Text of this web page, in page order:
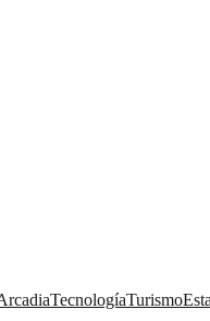
TecnologíaTurismo